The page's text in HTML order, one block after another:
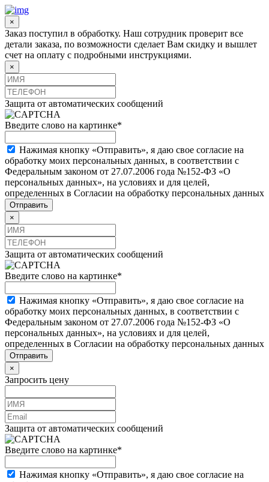
×
Заказ поступил в обработку. Наш сотрудник проверит все
детали заказа, по возможности сделает Вам скидку и вышлет
счет на оплату с подробными инструкциями.
×
Защита от автоматических сообщений
Введите слово на картинке*
Нажимая кнопку «Отправить», я даю свое согласие на
обработку моих персональных данных, в соответствии с
Федеральным законом от 27.07.2006 года №152-ФЗ «О
персональных данных», на условиях и для целей,
определенных в Согласии на обработку персональных данных
×
Защита от автоматических сообщений
Введите слово на картинке*
Нажимая кнопку «Отправить», я даю свое согласие на
обработку моих персональных данных, в соответствии с
Федеральным законом от 27.07.2006 года №152-ФЗ «О
персональных данных», на условиях и для целей,
определенных в Согласии на обработку персональных данных
×
Запросить цену
Защита от автоматических сообщений
Введите слово на картинке*
Нажимая кнопку «Отправить», я даю свое согласие на